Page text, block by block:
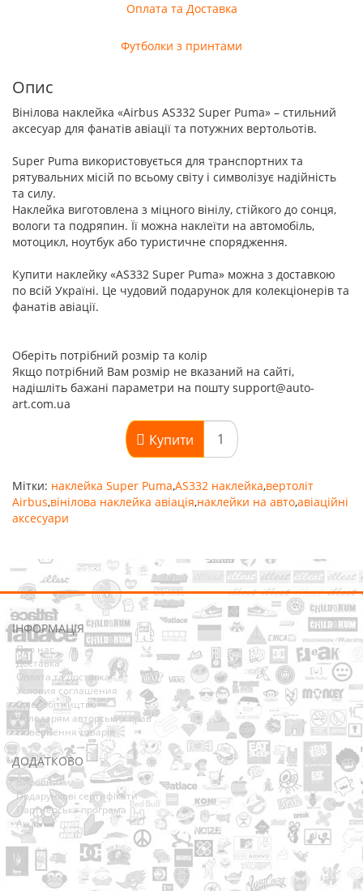
Оплата та Доставка
Футболки з принтами
Опис
Вінілова наклейка «Airbus AS332 Super Puma» – стильний
аксесуар для фанатів авіації та потужних вертольотів.
Super Puma використовується для транспортних та
рятувальних місій по всьому світу і символізує надійність
та силу.
Наклейка виготовлена з міцного вінілу, стійкого до сонця,
вологи та подряпин. Її можна наклеїти на автомобіль,
мотоцикл, ноутбук або туристичне спорядження.
Купити наклейку «AS332 Super Puma» можна з доставкою
по всій Україні. Це чудовий подарунок для колекціонерів та
фанатів авіації.
Оберіть потрібний розмір та колір
Якщо потрібний Вам розмір не вказаний на сайті,
надішліть бажані параметри на пошту support@auto-
art.com.ua
Купити
Мітки: наклейка Super Puma,AS332 наклейка,вертоліт
Airbus,вінілова наклейка авіація,наклейки на авто,авіаційні
аксесуари
ІНФОРМАЦІЯ
Про нас
Доставка
Оплата та Доставка
Условия соглашения
Співробітництво
Володарям авторських прав
Повернення товарів
ДОДАТКОВО
Виробники
Подарункові сертифікати
Партнерська програма
Акції